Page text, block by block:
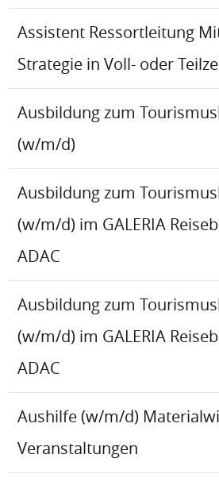
Assistent Ressortleitung
Strategie in Voll- oder
Ausbildung zum
(w/m/d)
Ausbildung zum
(w/m/d) im GALERIA
ADAC
Ausbildung zum
(w/m/d) im GALERIA
ADAC
Aushilfe (w/m/d)
Veranstaltungen